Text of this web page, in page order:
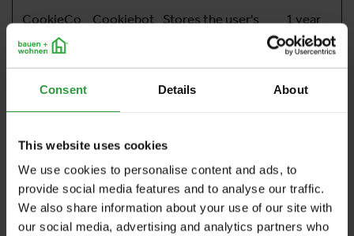
Consent Details About
This website uses cookies
We use cookies to personalise content and ads, to
provide social media features and to analyse our traffic.
We also share information about your use of our site with
our social media, advertising and analytics partners who
CookieCo
nsent
Cookiebot Stores the user's
domain
1 year
PHPSESSI
www.baue
wohnen.at page requests.
Statistics (2)